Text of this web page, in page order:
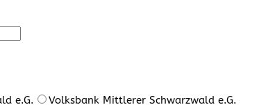
Volksbank Mittlerer Schwarzwald e.G.